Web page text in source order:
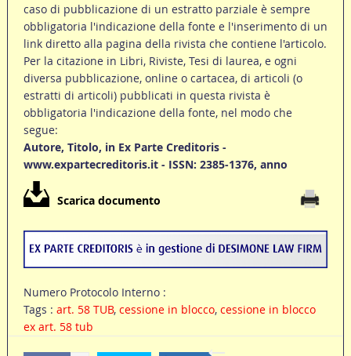
caso di pubblicazione di un estratto parziale è sempre
obbligatoria l'indicazione della fonte e l'inserimento di un
link diretto alla pagina della rivista che contiene l'articolo.
Per la citazione in Libri, Riviste, Tesi di laurea, e ogni
diversa pubblicazione, online o cartacea, di articoli (o
estratti di articoli) pubblicati in questa rivista è
obbligatoria l'indicazione della fonte, nel modo che
segue:
Autore, Titolo, in Ex Parte Creditoris -
www.expartecreditoris.it - ISSN: 2385-1376, anno
Scarica documento
Numero Protocolo Interno :
Tags : art. 58 TUB, cessione in blocco, cessione in blocco
ex art. 58 tub